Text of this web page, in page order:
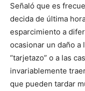
Señaló que es
decida de última
esparcimiento a
ocasionar un daño a
“tarjetazo” o a las
invariablemente
que pueden tardar